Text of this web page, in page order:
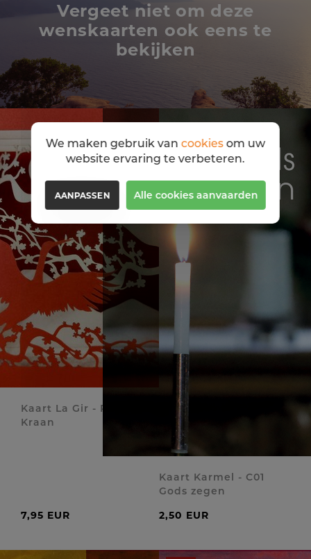
Vergeet niet om deze
wenskaarten ook eens te
bekijken
Kaart La Gir - POPC81
Kraan
7,95 EUR
Kaart Karmel - C01
Gods zegen
2,50 EUR
We maken gebruik van cookiesom uw
website ervaring te verbeteren.
AANPASSEN Alle cookies aanvaarden